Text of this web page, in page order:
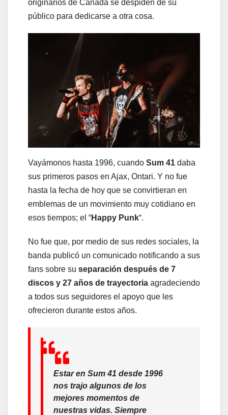
originarios de Canadá se despiden de su
público para dedicarse a otra cosa.
Vayámonos hasta 1996, cuando Sum 41 daba
sus primeros pasos en Ajax, Ontari. Y no fue
hasta la fecha de hoy que se convirtieran en
emblemas de un movimiento muy cotidiano en
esos tiempos; el “Happy Punk“.
No fue que, por medio de sus redes sociales, la
banda publicó un comunicado notificando a sus
fans sobre su separación después de 7
discos y 27 años de trayectoria agradeciendo
a todos sus seguidores el apoyo que les
ofrecieron durante estos años.
Estar en Sum 41 desde 1996
nos trajo algunos de los
mejores momentos de
nuestras vidas. Siempre